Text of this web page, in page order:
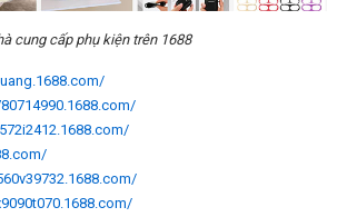
cung cấp phụ kiện trên 1688